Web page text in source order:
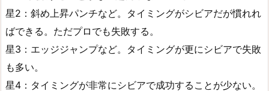
星2：斜め上昇パンチなど。タイミングがシビアだが慣れれ
ばできる。ただプロでも失敗する。
星3：エッジジャンプなど。タイミングが更にシビアで失敗
も多い。
星4：タイミングが非常にシビアで成功することが少ない。